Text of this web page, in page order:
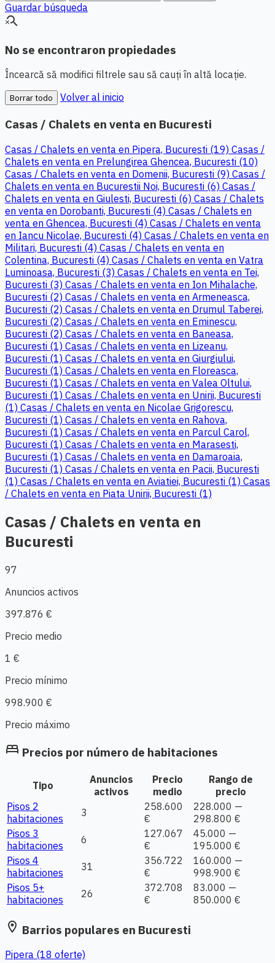
Guardar búsqueda
search_off
No se encontraron propiedades
Încearcă să modifici filtrele sau să cauți în altă locație.
Borrar todo Volver al inicio
Casas / Chalets en venta en Bucuresti
Casas / Chalets en venta en Pipera, Bucuresti (19) Casas /
Chalets en venta en Prelungirea Ghencea, Bucuresti (10)
Casas / Chalets en venta en Domenii, Bucuresti (9) Casas /
Chalets en venta en Bucurestii Noi, Bucuresti (6) Casas /
Chalets en venta en Giulesti, Bucuresti (6) Casas / Chalets
en venta en Dorobanti, Bucuresti (4) Casas / Chalets en
venta en Ghencea, Bucuresti (4) Casas / Chalets en venta
en Iancu Nicolae, Bucuresti (4) Casas / Chalets en venta en
Militari, Bucuresti (4) Casas / Chalets en venta en
Colentina, Bucuresti (4) Casas / Chalets en venta en Vatra
Luminoasa, Bucuresti (3) Casas / Chalets en venta en Tei,
Bucuresti (3) Casas / Chalets en venta en Ion Mihalache,
Bucuresti (2) Casas / Chalets en venta en Armeneasca,
Bucuresti (2) Casas / Chalets en venta en Drumul Taberei,
Bucuresti (2) Casas / Chalets en venta en Eminescu,
Bucuresti (2) Casas / Chalets en venta en Baneasa,
Bucuresti (1) Casas / Chalets en venta en Lizeanu,
Bucuresti (1) Casas / Chalets en venta en Giurgiului,
Bucuresti (1) Casas / Chalets en venta en Floreasca,
Bucuresti (1) Casas / Chalets en venta en Valea Oltului,
Bucuresti (1) Casas / Chalets en venta en Unirii, Bucuresti
(1) Casas / Chalets en venta en Nicolae Grigorescu,
Bucuresti (1) Casas / Chalets en venta en Rahova,
Bucuresti (1) Casas / Chalets en venta en Parcul Carol,
Bucuresti (1) Casas / Chalets en venta en Marasesti,
Bucuresti (1) Casas / Chalets en venta en Damaroaia,
Bucuresti (1) Casas / Chalets en venta en Pacii, Bucuresti
(1) Casas / Chalets en venta en Aviatiei, Bucuresti (1) Casas
/ Chalets en venta en Piata Unirii, Bucuresti (1)
Casas / Chalets en venta en
Bucuresti
97
Anuncios activos
397.876 €
Precio medio
1 €
Precio mínimo
998.900 €
Precio máximo
bed Precios por número de habitaciones
Tipo
Anuncios
activos
Precio
medio
Rango de
precio
Pisos 2
habitaciones
3
258.600
€
228.000 —
298.800 €
Pisos 3
habitaciones
6
127.067
€
45.000 —
195.000 €
Pisos 4
habitaciones
31
356.722
€
160.000 —
998.900 €
Pisos 5+
habitaciones
26
372.708
€
83.000 —
850.000 €
location_on Barrios populares en Bucuresti
Pipera (18 oferte)